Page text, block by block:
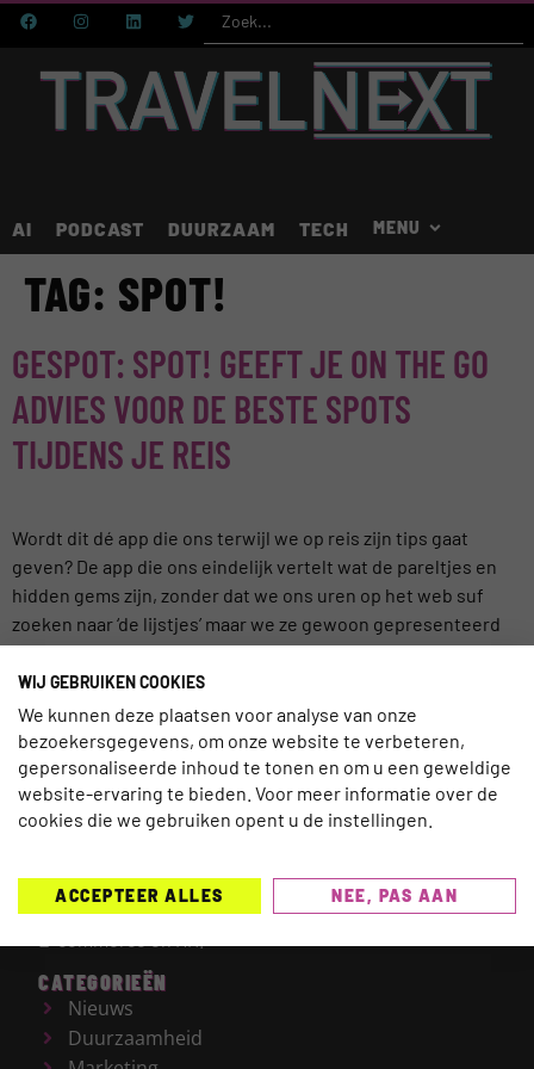
AI PODCAST DUURZAAM TECH
TAG: SPOT!
GESPOT: SPOT! GEEFT JE ON THE GO
ADVIES VOOR DE BESTE SPOTS
TIJDENS JE REIS
Wordt dit dé app die ons terwijl we op reis zijn tips gaat
geven? De app die ons eindelijk vertelt wat de pareltjes en
hidden gems zijn, zonder dat we ons uren op het web suf
zoeken naar ‘de lijstjes’ maar we ze gewoon gepresenteerd
krijgen! De pre beta versie van deze startup is deze week […]
TRAVELNEXT is hét leading kennisplatform voor de
gehele reisbranche, met een focus op de laatste
reismarkt.Onderwerpen die worden behandeld zijn
onder meer Technologie, Duurzaamheid, AI, Marketing,
CATEGORIEËN
Nieuws
Duurzaamheid
WIJ GEBRUIKEN COOKIES
We kunnen deze plaatsen voor analyse van onze
bezoekersgegevens, om onze website te verbeteren,
gepersonaliseerde inhoud te tonen en om u een geweldige
website-ervaring te bieden. Voor meer informatie over de
cookies die we gebruiken opent u de instellingen.
ACCEPTEER ALLES NEE, PAS AAN